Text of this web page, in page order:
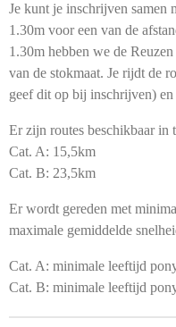
Je kunt je inschrijven samen
1.30m voor een van de
1.30m hebben we de
van de stokmaat. Je rijdt de
geef dit op bij inschrijven) en
Er zijn routes beschikbaar in
Cat. A: 15,5km
Cat. B: 23,5km
Er wordt gereden met
maximale gemiddelde
Cat. A: minimale leeftijd
Cat. B: minimale leeftijd